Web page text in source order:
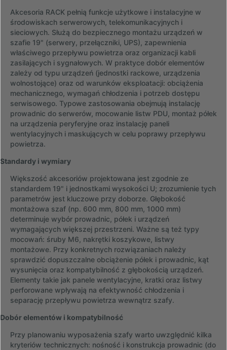
Akcesoria RACK pełnią funkcje użytkowe i instalacyjne w
środowiskach serwerowych, telekomunikacyjnych i
sieciowych. Służą do bezpiecznego montażu urządzeń w
szafie 19" (serwery, przełączniki, UPS), zapewnienia
właściwego przepływu powietrza oraz organizacji kabli
zasilających i sygnałowych. W praktyce dobór elementów
zależy od typu urządzeń (jednostki rackowe, urządzenia
wolnostojące) oraz od warunków eksploatacji: obciążenia
mechanicznego, wymagań chłodzenia i potrzeb dostępu
serwisowego. Typowe zastosowania obejmują instalację
prowadnic do serwerów, mocowanie listw PDU, montaż półek
na urządzenia peryferyjne oraz instalację paneli
wentylacyjnych i maskujących w celu poprawy przepływu
powietrza.
Standardy i wymiary
Większość akcesoriów projektowana jest zgodnie ze
standardem 19" i jednostkami wysokości U; zrozumienie tych
parametrów jest kluczowe przy doborze. Głębokość
montażowa szaf (np. 600 mm, 800 mm, 1000 mm)
determinuje wybór prowadnic, półek i urządzeń
wymagających większej przestrzeni. Ważne są też typy
mocowań: śruby M6, nakrętki koszykowe, listwy
montażowe. Przy konkretnych rozwiązaniach należy
sprawdzić dopuszczalne obciążenie półek i prowadnic, kąt
wysunięcia oraz kompatybilność z głębokością urządzeń.
Elementy takie jak panele wentylacyjne, kratki oraz listwy
perforowane wpływają na efektywność chłodzenia i
separację przepływu powietrza wewnątrz szafy.
Dobór elementów i kompatybilność
Przy planowaniu wyposażenia szafy warto uwzględnić kilka
kryteriów technicznych: nośność i konstrukcja prowadnic (do